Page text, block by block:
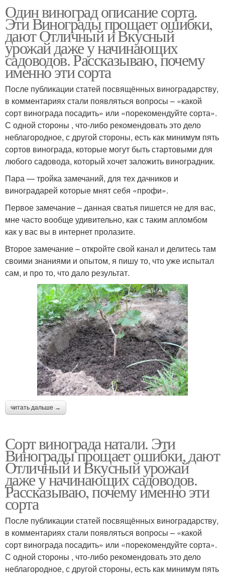
Один виноград описание сорта.
Эти Винограды прощает ошибки,
дают Отличный и Вкусный
урожай даже у начинающих
садоводов. Рассказываю, почему
именно эти сорта
После публикации статей посвящённых виноградарству,
в комментариях стали появляться вопросы – «какой
сорт винограда посадить» или «порекомендуйте сорта».
С одной стороны , что-либо рекомендовать это дело
неблагородное, с другой стороны, есть как минимум пять
сортов винограда, которые могут быть стартовыми для
любого садовода, который хочет заложить виноградник.
Пара — тройка замечаний, для тех дачников и
виноградарей которые мнят себя «профи».
Первое замечание – данная сватья пишется не для вас,
мне часто вообще удивительно, как с таким апломбом
как у вас вы в интернет пролазите.
Второе замечание – откройте свой канал и делитесь там
своими знаниями и опытом, я пишу то, что уже испытал
сам, и про то, что дало результат.
читать дальше →
Сорт винограда натали. Эти
Винограды прощает ошибки, дают
Отличный и Вкусный урожай
даже у начинающих садоводов.
Рассказываю, почему именно эти
сорта
После публикации статей посвящённых виноградарству,
в комментариях стали появляться вопросы – «какой
сорт винограда посадить» или «порекомендуйте сорта».
С одной стороны , что-либо рекомендовать это дело
неблагородное, с другой стороны, есть как минимум пять